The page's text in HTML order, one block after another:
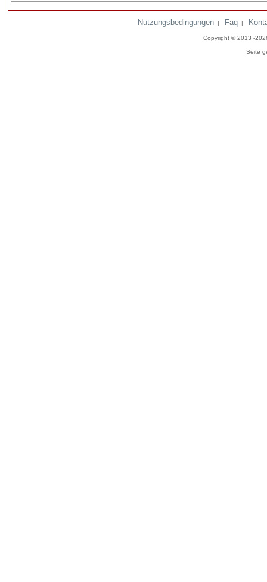
Nutzungsbedingungen | Faq |
Copyright © 2013 -
Seite